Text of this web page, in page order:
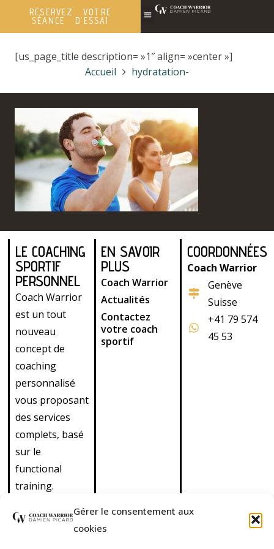
Gérer le consentement aux
cookies
RÉSERVEZ VOTRE
SÉANCE D'ESSAI
[us_page_title description= »1″ align= »center »]
Accueil
hydratation-
LE COACHING
SPORTIF
PERSONNEL
Coach Warrior
est un tout
nouveau
concept de
coaching
personnalisé
vous proposant
des services
complets, basé
sur le
functional
training.
également nos
EN SAVOIR
PLUS
Coach Warrior
Actualités
Contactez
votre coach
sportif
COORDONNÉES
Coach Warrior
Genève
Suisse
+41 79 574
45 53